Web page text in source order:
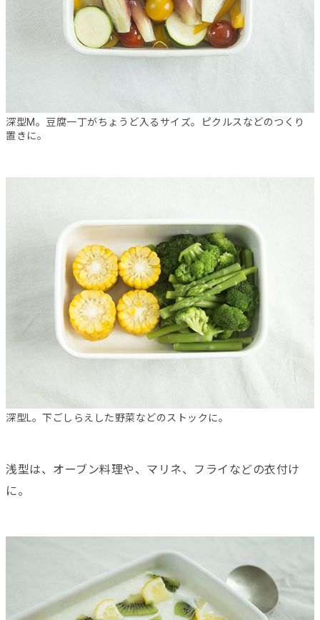
深型M。豆腐一丁がちょうど入るサイズ。ピクルスなどのつくり
置きに。
深型L。下ごしらえした野菜などのストックに。
浅型は、オーブン料理や、マリネ、フライなどの衣付け
に。